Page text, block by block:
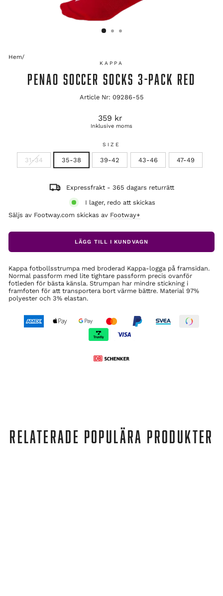
Hem/
KAPPA
PENAO SOCCER SOCKS 3-PACK RED
Article Nr: 09286-55
Ordinarie
pris
359 kr
Inklusive moms
SIZE
31-34 35-38 39-42 43-46 47-49
Expressfrakt - 365 dagars returrätt
I lager, redo att skickas
Säljs av Footway.com skickas av Footway+
LÄGG TILL I KUNDVAGN
Kappa fotbollsstrumpa med broderad Kappa-logga på framsidan.
Normal passform med lite tightare passform precis ovanför
fotleden för bästa känsla. Strumpan har mindre stickning i
framfoten för att transportera bort värme bättre. Material 97%
polyester och 3% elastan.
RELATERADE POPULÄRA PRODUKTER